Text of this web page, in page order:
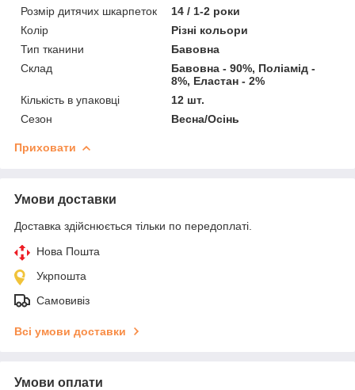
Розмір дитячих шкарпеток
14 / 1-2 роки
Колір
Різні кольори
Тип тканини
Бавовна
Склад
Бавовна - 90%, Поліамід -
8%, Еластан - 2%
Кількість в упаковці
12 шт.
Сезон
Весна/Осінь
Приховати
Умови доставки
Доставка здійснюється тільки по передоплаті.
Нова Пошта
Укрпошта
Самовивіз
Всі умови доставки
Умови оплати